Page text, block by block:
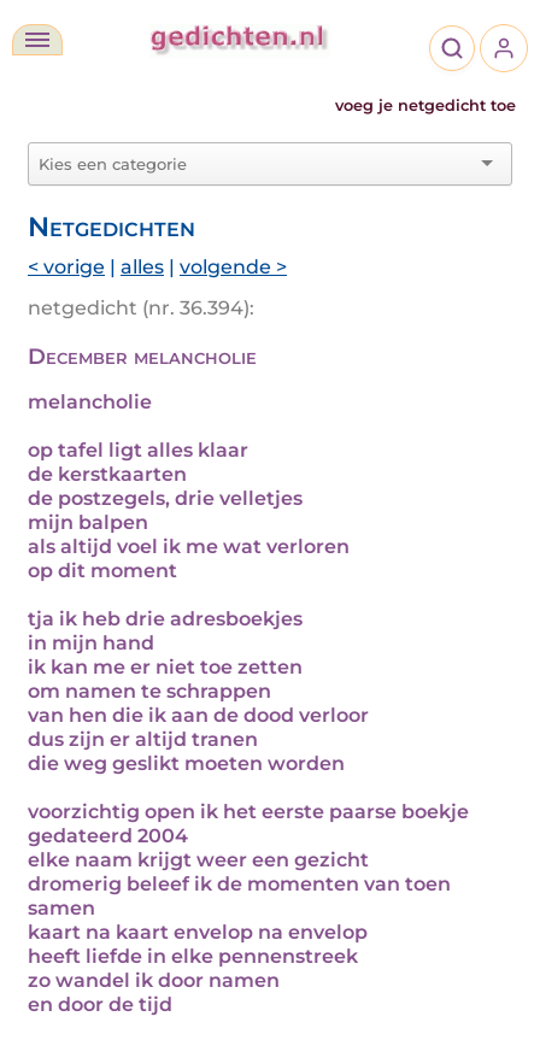
voeg je netgedicht toe
Netgedichten
< vorige | alles | volgende >
netgedicht (nr. 36.394):
December melancholie
melancholie
op tafel ligt alles klaar
de kerstkaarten
de postzegels, drie velletjes
mijn balpen
als altijd voel ik me wat verloren
op dit moment
tja ik heb drie adresboekjes
in mijn hand
ik kan me er niet toe zetten
om namen te schrappen
van hen die ik aan de dood verloor
dus zijn er altijd tranen
die weg geslikt moeten worden
voorzichtig open ik het eerste paarse boekje
gedateerd 2004
elke naam krijgt weer een gezicht
dromerig beleef ik de momenten van toen
samen
kaart na kaart envelop na envelop
heeft liefde in elke pennenstreek
zo wandel ik door namen
en door de tijd